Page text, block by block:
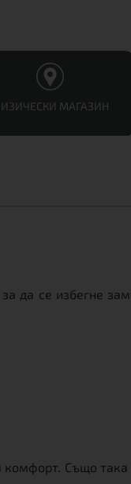
МАГАЗИН
да се избегне
Също